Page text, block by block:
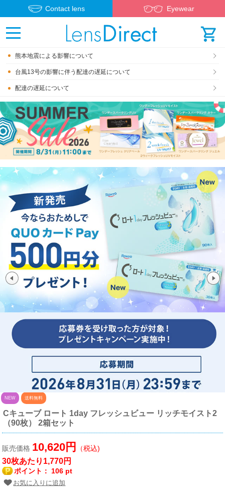
Contact lens Eyewear
熊本地震による影響について
台風13号の影響に伴う配達の遅延について
配達の遅延について
NEW 送料無料
Cキューブ ロート 1day フレッシュビュー リッチモイスト2
（90枚） 2箱セット
販売価格 10,620円 （税込)
30枚あたり1,770円
ポイント： 106 pt
お気に入りに追加